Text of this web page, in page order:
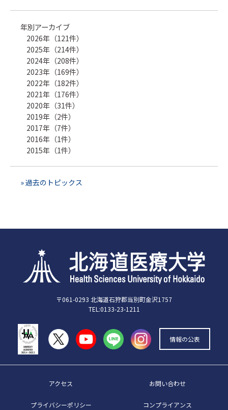
年別アーカイブ
2026年（121件）
2025年（214件）
2024年（208件）
2023年（169件）
2022年（182件）
2021年（176件）
2020年（31件）
2019年（2件）
2017年（7件）
2016年（1件）
2015年（1件）
» 過去のトピックス
〒061-0293 北海道石狩郡当別町金沢1757
TEL:0133-23-1211
情報の公表
アクセス お問い合わせ
プライバシーポリシー コンプライアンス